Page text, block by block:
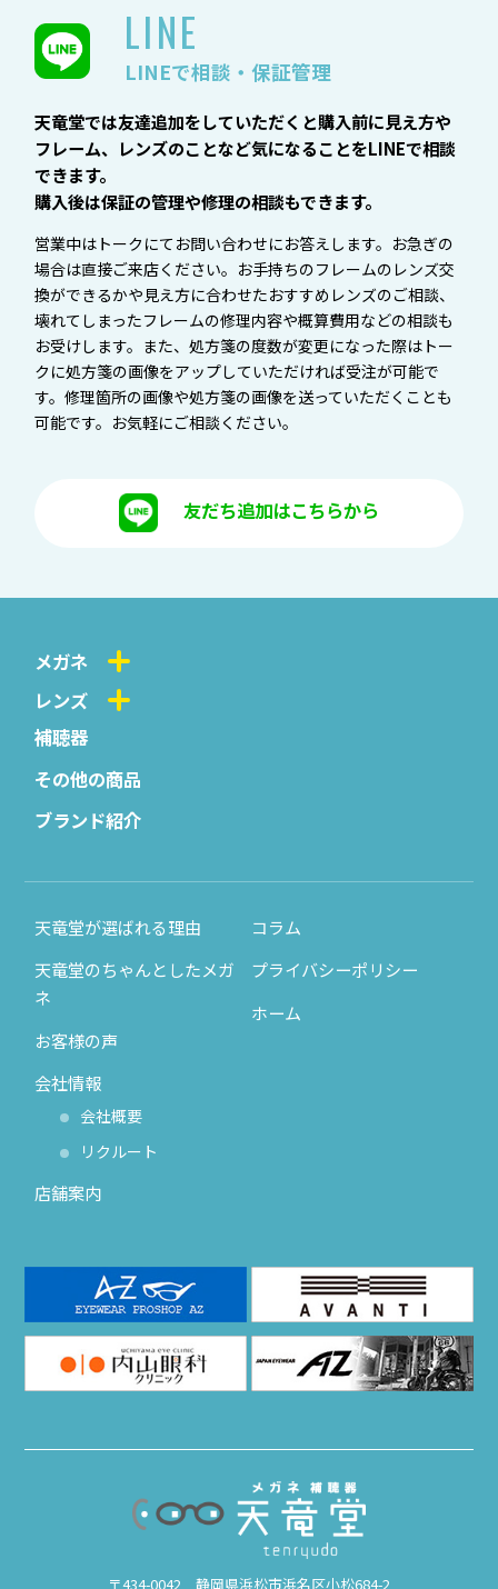
LINE
LINEで相談・保証管理
天竜堂では友達追加をしていただくと購入前に見え方や
フレーム、レンズのことなど気になることをLINEで相談
できます。
購入後は保証の管理や修理の相談もできます。
営業中はトークにてお問い合わせにお答えします。お急ぎの
場合は直接ご来店ください。お手持ちのフレームのレンズ交
換ができるかや見え方に合わせたおすすめレンズのご相談、
壊れてしまったフレームの修理内容や概算費用などの相談も
お受けします。また、処方箋の度数が変更になった際はトー
クに処方箋の画像をアップしていただければ受注が可能で
す。修理箇所の画像や処方箋の画像を送っていただくことも
可能です。お気軽にご相談ください。
友だち追加はこちらから
メガネ
レンズ
補聴器
その他の商品
ブランド紹介
天竜堂が選ばれる理由
天竜堂のちゃんとしたメガ
ネ
お客様の声
会社情報
会社概要
リクルート
店舗案内
コラム
プライバシーポリシー
ホーム
〒434-0042 静岡県浜松市浜名区小松684-2